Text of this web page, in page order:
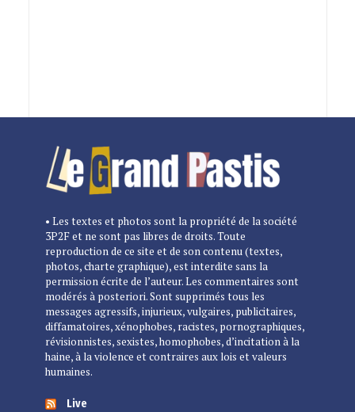
• Les textes et photos sont la propriété de la société
3P2F et ne sont pas libres de droits. Toute
reproduction de ce site et de son contenu (textes,
photos, charte graphique), est interdite sans la
permission écrite de l’auteur. Les commentaires sont
modérés à posteriori. Sont supprimés tous les
messages agressifs, injurieux, vulgaires, publicitaires,
diffamatoires, xénophobes, racistes, pornographiques,
révisionnistes, sexistes, homophobes, d’incitation à la
haine, à la violence et contraires aux lois et valeurs
humaines.
Live